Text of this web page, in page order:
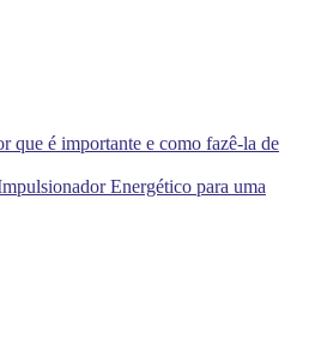
que é importante e como fazê-la de
Energético para uma